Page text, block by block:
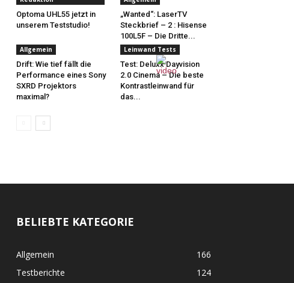
Optoma UHL55 jetzt in
unserem Teststudio!
„Wanted“: LaserTV
Steckbrief – 2 : Hisense
100L5F – Die Dritte...
Allgemein
Drift: Wie tief fällt die
Performance eines Sony
SXRD Projektors
maximal?
Leinwand Tests
Test: Deluxx Dayvision
2.0 Cinema – Die beste
Kontrastleinwand für
das...
BELIEBTE KATEGORIE
Allgemein
166
Testberichte
124